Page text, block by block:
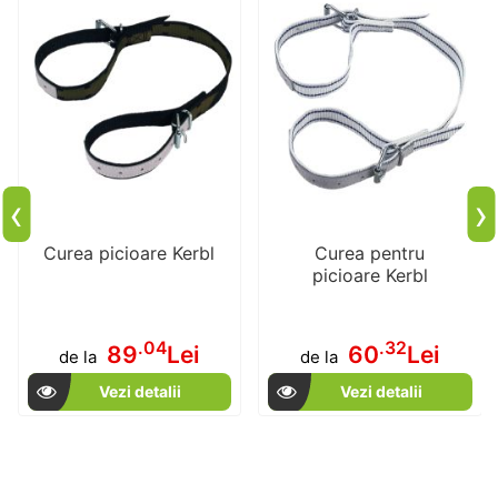
Curea picioare Kerbl
de la 89.04Lei
Vezi detalii
Curea pentru
picioare Kerbl
de la 60.32Lei
Vezi detalii
‹ ›